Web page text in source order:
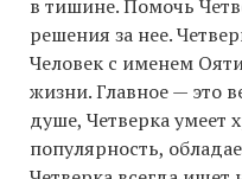
в тишине. Помочь
решения за нее.
Человек с именем
жизни. Главное — это
душе, Четверка умеет
популярность,